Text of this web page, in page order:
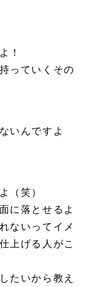
！
っていくその
いんですよ
（笑）
に落とせるよ
ないってイメ
上げる人がこ
たいから教え